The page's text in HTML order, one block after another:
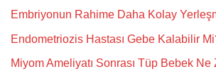
Embriyonun Rahime Daha Kolay
Endometriozis Hastası Gebe Kalabilir
Miyom Ameliyatı Sonrası Tüp Bebek Ne